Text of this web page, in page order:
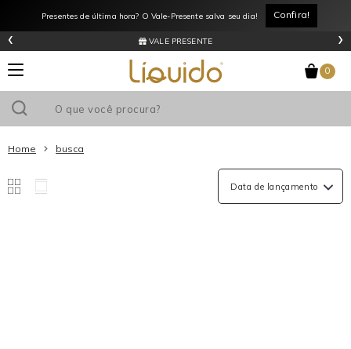
Presentes de última hora? O Vale-Presente salva seu dia! Confira!
VALE PRESENTE
‹ ›
0
Home busca